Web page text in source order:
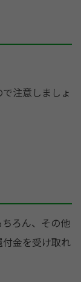
注意しましょ
ろん、その他
金を受け取れ